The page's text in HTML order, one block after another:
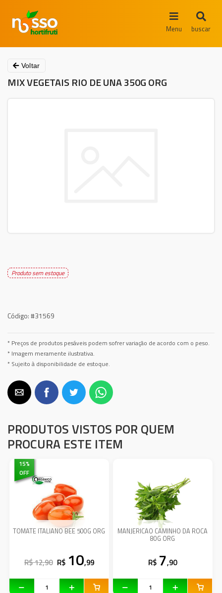
Menu buscar
Voltar
MIX VEGETAIS RIO DE UNA 350G ORG
Produto sem estoque
Código:#31569
* Preços de produtos pesáveis podem sofrer variação de acordo com o peso.
* Imagem meramente ilustrativa.
* Sujeito à disponibilidade de estoque.
PRODUTOS VISTOS POR QUEM
PROCURA ESTE ITEM
15%
OFF
TOMATE ITALIANO BEE 500G ORG
R$ 12,90 R$ 10,99
MANJERICAO CAMINHO DA ROCA
80G ORG
R$ 7,90